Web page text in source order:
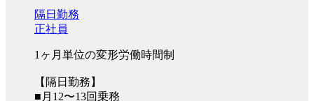
隔日勤務
正社員
1ヶ月単位の変形労働時間制
【隔日勤務】
■月12〜13回乗務